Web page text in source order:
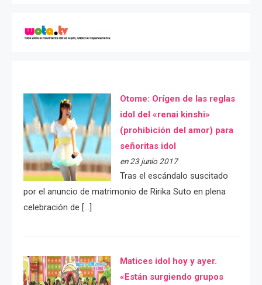
Otome: Orígen de las reglas
idol del «renai kinshi»
(prohibición del amor) para
señoritas idol
en 23 junio 2017
Tras el escándalo suscitado
por el anuncio de matrimonio de Ririka Suto en plena
celebración de […]
Matices idol hoy y ayer.
«Están surgiendo grupos